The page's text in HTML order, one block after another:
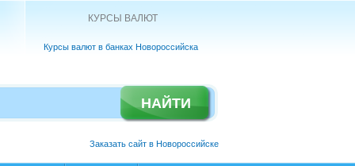
КУРСЫ ВАЛЮТ
Курсы валют в банках Новороссийска
Заказать сайт в Новороссийске